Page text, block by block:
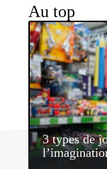
Au top
3 types de